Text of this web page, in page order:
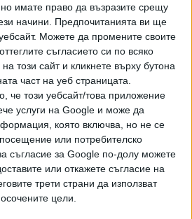
но имате право да възразите срещу
начини. Предпочитанията ви ще
Можете да промените своите
съгласието си по всяко
този сайт и кликнете върху бутона
част на уеб страницата.
че този уебсайт/това приложение
услуги на Google и може да
която включва, но не се
или потребителско
съгласие за Google по-долу можете
или откажете съгласие на
трети страни да използват
цели.
американските медии, идеята
между Жак Дион, който
и сценаристката Зое Грийн.
на певицата, също ще се
консултант. Сериалът,
Rouge Entertainment, в момента
потенциални телевизионни и
световен успех в края на 90-
Go On от филмовия хит
кариерата си на пауза през
причини. По това време тя